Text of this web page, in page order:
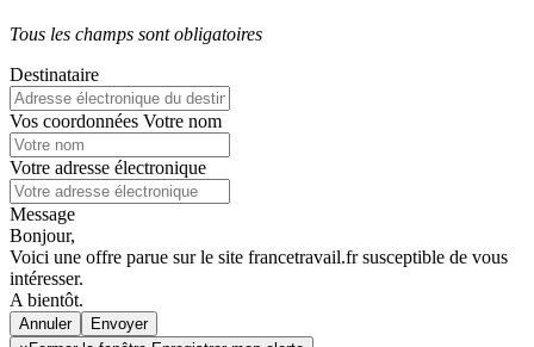
Tous les champs sont obligatoires
Destinataire
Vos coordonnées Votre nom
Votre adresse électronique
Message
Bonjour,
Voici une offre parue sur le site francetravail.fr susceptible de vous
intéresser.
A bientôt.
Annuler